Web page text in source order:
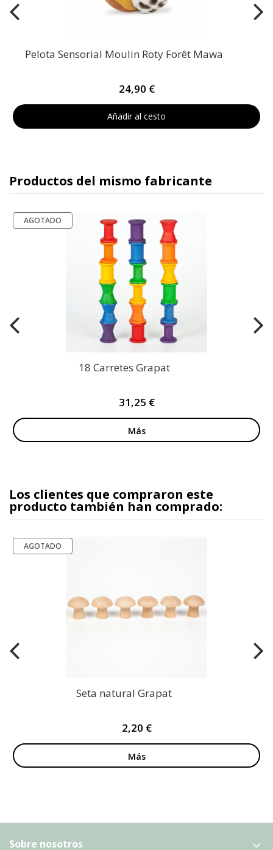
Pelota Sensorial Moulin Roty Forêt Mawa
24,90 €
Añadir al cesto
Productos del mismo fabricante
AGOTADO
18 Carretes Grapat
31,25 €
Más
Los clientes que compraron este
producto también han comprado:
AGOTADO
Seta natural Grapat
2,20 €
Más
Sobre nosotros